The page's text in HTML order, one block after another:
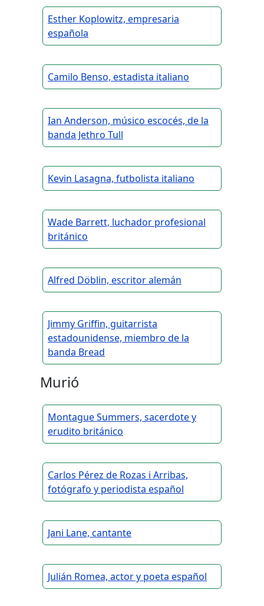
Esther Koplowitz, empresaria
española
Camilo Benso, estadista italiano
Ian Anderson, músico escocés, de la
banda Jethro Tull
Kevin Lasagna, futbolista italiano
Wade Barrett, luchador profesional
británico
Alfred Döblin, escritor alemán
Jimmy Griffin, guitarrista
estadounidense, miembro de la
banda Bread
Murió
Montague Summers, sacerdote y
erudito británico
Carlos Pérez de Rozas i Arribas,
fotógrafo y periodista español
Jani Lane, cantante
Julián Romea, actor y poeta español